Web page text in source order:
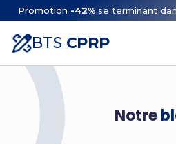
Promotion -42%se terminant
BTS CPRP
Notre